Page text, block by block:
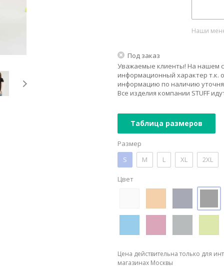
Наши
Под заказ
Уважаемые клиенты! На нашем
информационный характер т.к.
информацию по наличию
Все изделия компании STUFF
Таблица размеров
Размер
S
M L XL 2XL
Цвет
Цена действительна только для
магазинах Москвы